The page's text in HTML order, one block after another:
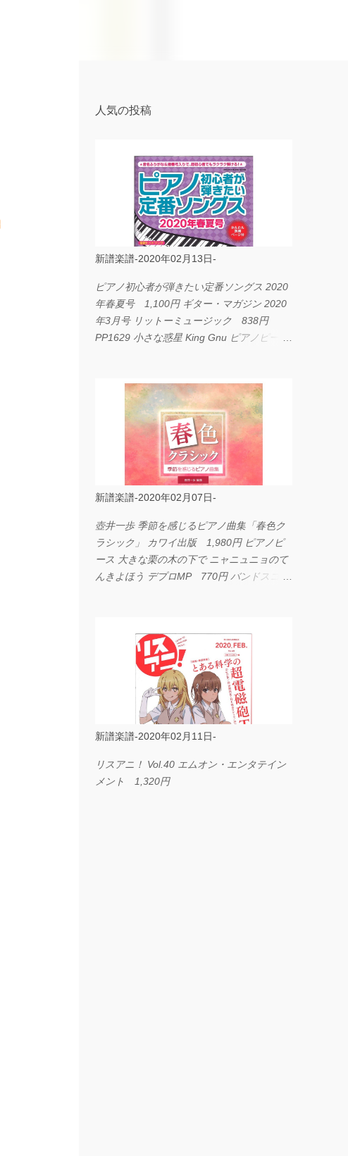
人気の投稿
新譜楽譜-2020年02月13日-
ピアノ初心者が弾きたい定番ソングス 2020
年春夏号 1,100円 ギター・マガジン 2020
年3月号 リットーミュージック 838円
PP1629 小さな惑星 King Gnu ピアノピース
LOVE... Official髭男dism バンドピース フェ
アリー 825円
新譜楽譜-2020年02月07日-
壺井一歩 季節を感じるピアノ曲集「春色ク
ラシック」 カワイ出版 1,980円 ピアノピ
ース 大きな栗の木の下で ニャニュニョのて
んきよほう デプロMP 770円 バンドスコア
ス I LOVE．．． Official髭男dism やさしく
弾ける ピアノピース フェアリー 660円
BP2225 Kingdom of the Heavens 春畑道哉
バンドピース フェアリー 825円
新譜楽譜-2020年02月11日-
リスアニ！ Vol.40 エムオン・エンタテイン
メント 1,320円